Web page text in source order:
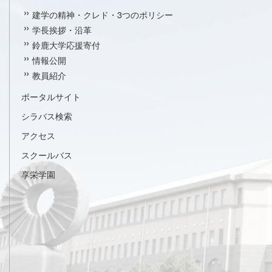
建学の精神・クレド・3つのポリシー
学長挨拶・沿革
鈴鹿大学応援寄付
情報公開
教員紹介
ポータルサイト
シラバス検索
アクセス
スクールバス
享栄学園